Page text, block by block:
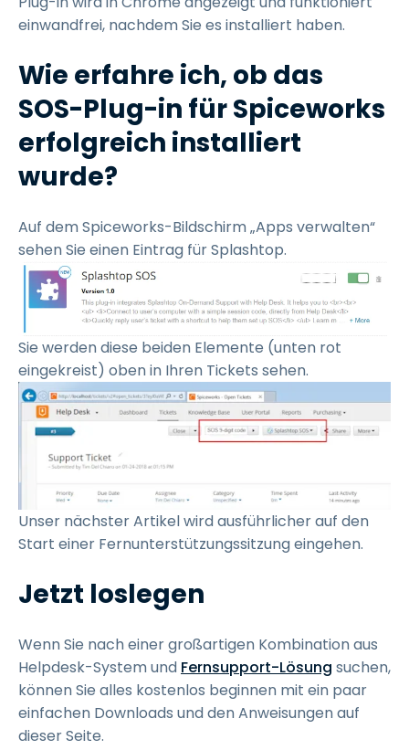
einwandfrei, nachdem Sie es installiert haben.
Wie erfahre ich, ob das
SOS-Plug-in für Spiceworks
erfolgreich installiert
wurde?
Auf dem Spiceworks-Bildschirm „Apps verwalten“
sehen Sie einen Eintrag für Splashtop.
Sie werden diese beiden Elemente (unten rot
eingekreist) oben in Ihren Tickets sehen.
Unser nächster Artikel wird ausführlicher auf den
Start einer Fernunterstützungssitzung eingehen.
Jetzt loslegen
Wenn Sie nach einer großartigen Kombination aus
Helpdesk-System und Fernsupport-Lösung suchen,
können Sie alles kostenlos beginnen mit ein paar
einfachen Downloads und den Anweisungen auf
dieser Seite.